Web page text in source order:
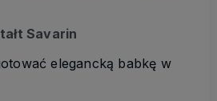
Savarin
elegancką babkę w